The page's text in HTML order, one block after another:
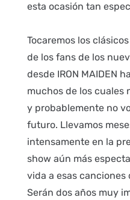
esta ocasión tan
Tocaremos los
de los fans de los
desde IRON MAIDEN
muchos de los cuales
y probablemente no
futuro. Llevamos
intensamente en la
show aún más
vida a esas canciones
Serán dos años muy